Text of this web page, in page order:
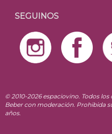
SEGUINOS
© 2010-2026 espaciovino. Todos los
Beber con moderación. Prohibida
años.